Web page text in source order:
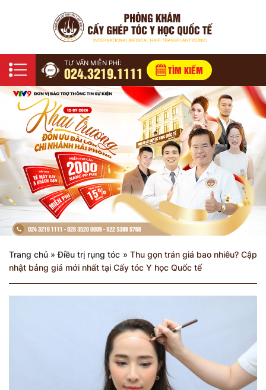
TƯ VẤN MIỄN PHÍ:
024.3219.1111 TÌM KIẾM
Trang chủ »Điều trị rụng tóc » Thu gọn trán giá bao nhiêu? Cập
nhật bảng giá mới nhất tại Cấy tóc Y học Quốc tế